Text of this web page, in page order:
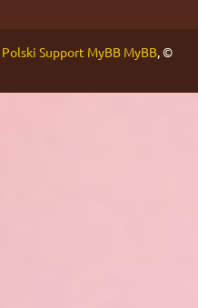
Polski Support MyBB MyBB, ©